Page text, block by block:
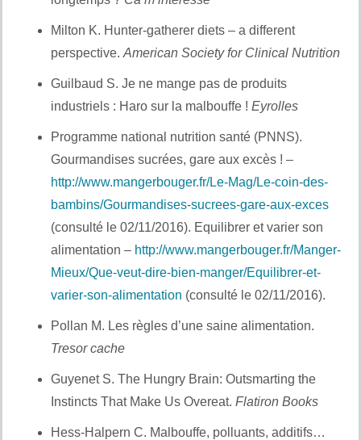
Milton K. Hunter-gatherer diets – a different
perspective. American Society for Clinical Nutrition
Guilbaud S. Je ne mange pas de produits
industriels : Haro sur la malbouffe ! Eyrolles
Programme national nutrition santé (PNNS).
Gourmandises sucrées, gare aux excès ! –
http://www.mangerbouger.fr/Le-Mag/Le-coin-des-
bambins/Gourmandises-sucrees-gare-aux-exces
(consulté le 02/11/2016). Equilibrer et varier son
alimentation – http://www.mangerbouger.fr/Manger-
Mieux/Que-veut-dire-bien-manger/Equilibrer-et-
varier-son-alimentation (consulté le 02/11/2016).
Pollan M. Les règles d’une saine alimentation.
Tresor cache
Guyenet S. The Hungry Brain: Outsmarting the
Instincts That Make Us Overeat. Flatiron Books
Hess-Halpern C. Malbouffe, polluants, additifs…